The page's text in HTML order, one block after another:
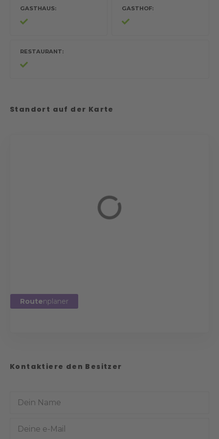
GASTHAUS GASTHOF
RESTAURANT
Standort auf der Karte
Routenplaner
Kontaktiere den Besitzer